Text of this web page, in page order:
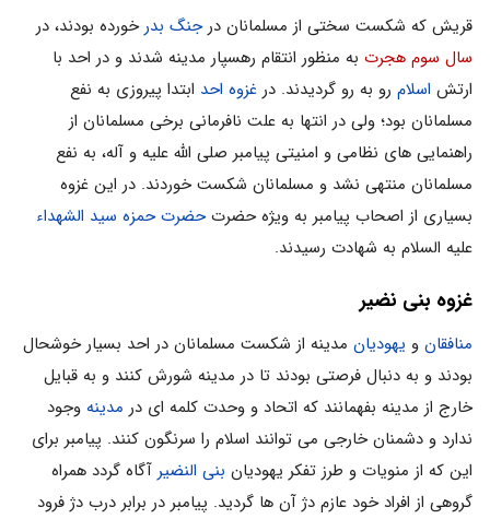
قریش که شکست سختی از مسلمانان درجنگ بدر خورده بودند، در
سال سوم هجرت به منظور انتقام رهسپار مدینه شدند و در احد با
ارتش اسلام رو به رو گردیدند. در غزوه احد ابتدا پیروزی به نفع
مسلمانان بود؛ ولی در انتها به علت نافرمانی برخی مسلمانان از
راهنمایی های نظامی و امنیتی پیامبر صلی الله علیه و آله، به نفع
مسلمانان منتهی نشد و مسلمانان شکست خوردند. در این غزوه
بسیاری از اصحاب پیامبر به ویژه حضرتحضرت حمزه سید الشهداء
علیه السلام به شهادت رسیدند.
غزوه بنی نضیر
منافقان و یهودیان مدینه از شکست مسلمانان در احد بسیار خوشحال
بودند و به دنبال فرصتی بودند تا در مدینه شورش کنند و به قبایل
خارج از مدینه بفهمانند که اتحاد و وحدت کلمه ای در مدینه وجود
ندارد و دشمنان خارجی می توانند اسلام را سرنگون کنند. پیامبر برای
این که از منویات و طرز تفکر یهودیان بنی النضیر آگاه گردد همراه
گروهی از افراد خود عازم دژ آن ها گردید. پیامبر در برابر درب دژ فرود